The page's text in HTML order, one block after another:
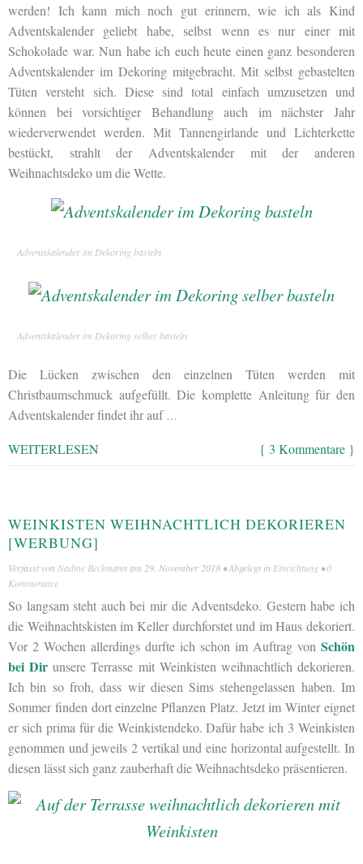
werden! Ich kann mich noch gut erinnern, wie ich als Kind
Adventskalender geliebt habe, selbst wenn es nur einer mit
Schokolade war. Nun habe ich euch heute einen ganz besonderen
Adventskalender im Dekoring mitgebracht. Mit selbst gebastelten
Tüten versteht sich. Diese sind total einfach umzusetzen und
können bei vorsichtiger Behandlung auch im nächster Jahr
wiederverwendet werden. Mit Tannengirlande und Lichterkette
bestückt, strahlt der Adventskalender mit der anderen
Weihnachtsdeko um die Wette.
Adventskalender im Dekoring basteln
Adventskalender im Dekoring selber basteln
Die Lücken zwischen den einzelnen Tüten werden mit
Christbaumschmuck aufgefüllt. Die komplette Anleitung für den
Adventskalender findet ihr auf…
WEITERLESEN { 3 Kommentare }
WEINKISTEN WEIHNACHTLICH DEKORIEREN
[WERBUNG]
Verfasst von Nadine Beckmann am 29. November 2018 • Abgelegt in Einrichtung •0
Kommentare
So langsam steht auch bei mir die Adventsdeko. Gestern habe ich
die Weihnachtskisten im Keller durchforstet und im Haus dekoriert.
Vor 2 Wochen allerdings durfte ich schon im Auftrag von Schön
bei Dir unsere Terrasse mit Weinkisten weihnachtlich dekorieren.
Ich bin so froh, dass wir diesen Sims stehengelassen haben. Im
Sommer finden dort einzelne Pflanzen Platz. Jetzt im Winter eignet
er sich prima für die Weinkistendeko. Dafür habe ich 3 Weinkisten
genommen und jeweils 2 vertikal und eine horizontal aufgestellt. In
diesen lässt sich ganz zauberhaft die Weihnachtsdeko präsentieren.